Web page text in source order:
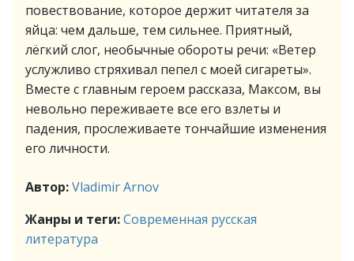
повествование, которое держит читателя за
яйца: чем дальше, тем сильнее. Приятный,
лёгкий слог, необычные обороты речи: «Ветер
услужливо стряхивал пепел с моей сигареты».
Вместе с главным героем рассказа, Максом, вы
невольно переживаете все его взлеты и
падения, прослеживаете тончайшие изменения
его личности.
Автор:Vladimir Arnov
Жанры и теги:Современная русская
литература